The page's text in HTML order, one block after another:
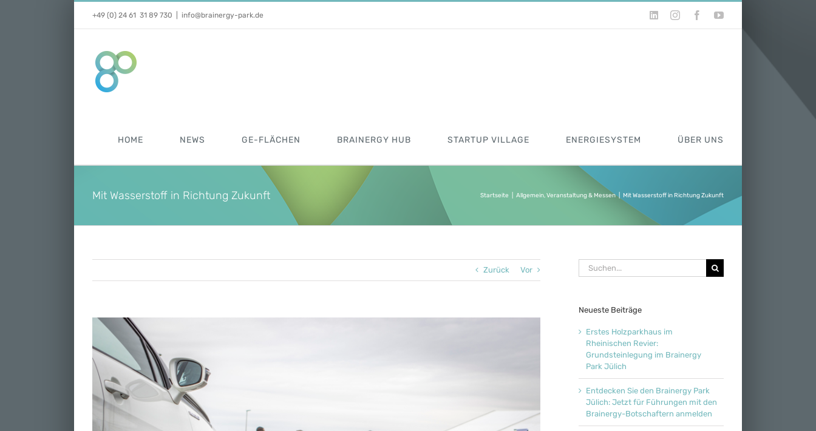
+49 (0) 24 61 31 89 730 info@brainergy-park.de LinkedInInstagramFacebookYouTube
HOME NEWS GE-FLÄCHEN BRAINERGY HUB STARTUP VILLAGE ENERGIESYSTEM ÜBER UNS
Mit Wasserstoff in Richtung Zukunft Startseite Allgemein,Veranstaltung & Messen Mit Wasserstoff in Richtung Zukunft
Zurück Vor
Zeige
grösseres
Bild
Suche
nach:
Neueste Beiträge
Erstes Holzparkhaus im
Rheinischen Revier:
Grundsteinlegung im Brainergy
Park Jülich
Entdecken Sie den Brainergy Park
Jülich: Jetzt für Führungen mit den
Brainergy-Botschaftern anmelden